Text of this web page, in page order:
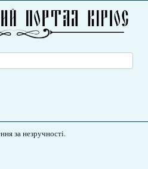
за незручності.